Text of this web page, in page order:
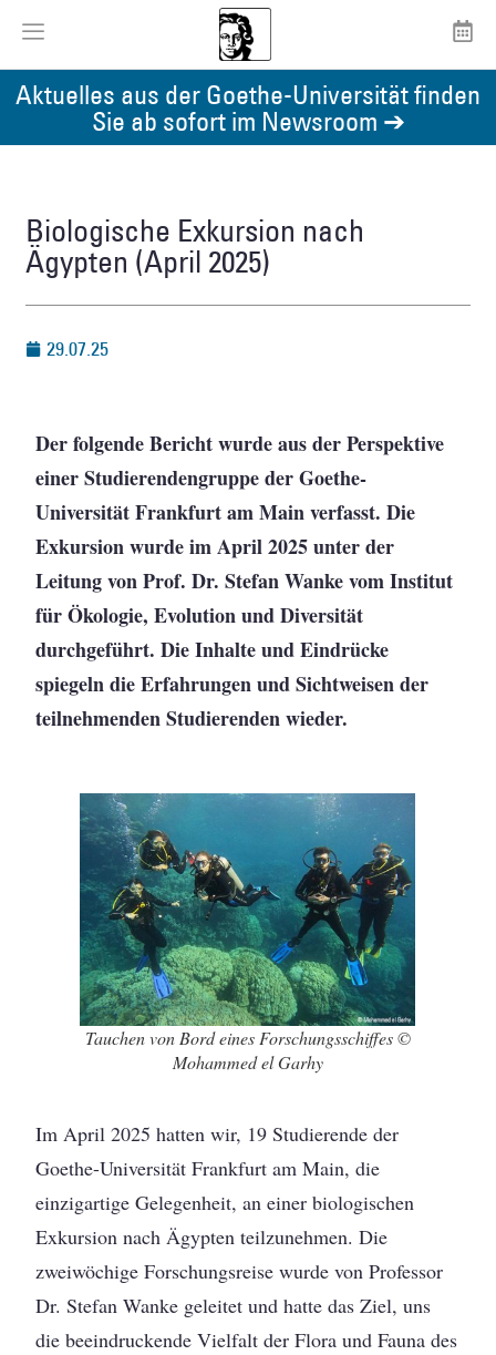
Aktuelles aus der Goethe-Universität finden
Sie ab sofort im Newsroom ➔
Biologische Exkursion nach
Ägypten (April 2025)
29.07.25
Der folgende Bericht wurde aus der Perspektive
einer Studierendengruppe der Goethe-
Universität Frankfurt am Main verfasst. Die
Exkursion wurde im April 2025 unter der
Leitung von Prof. Dr. Stefan Wanke vom Institut
für Ökologie, Evolution und Diversität
durchgeführt. Die Inhalte und Eindrücke
spiegeln die Erfahrungen und Sichtweisen der
teilnehmenden Studierenden wieder.
Tauchen von Bord eines Forschungsschiffes ©
Mohammed el Garhy
Im April 2025 hatten wir, 19 Studierende der
Goethe-Universität Frankfurt am Main, die
einzigartige Gelegenheit, an einer biologischen
Exkursion nach Ägypten teilzunehmen. Die
zweiwöchige Forschungsreise wurde von Professor
Dr. Stefan Wanke geleitet und hatte das Ziel, uns
die beeindruckende Vielfalt der Flora und Fauna des